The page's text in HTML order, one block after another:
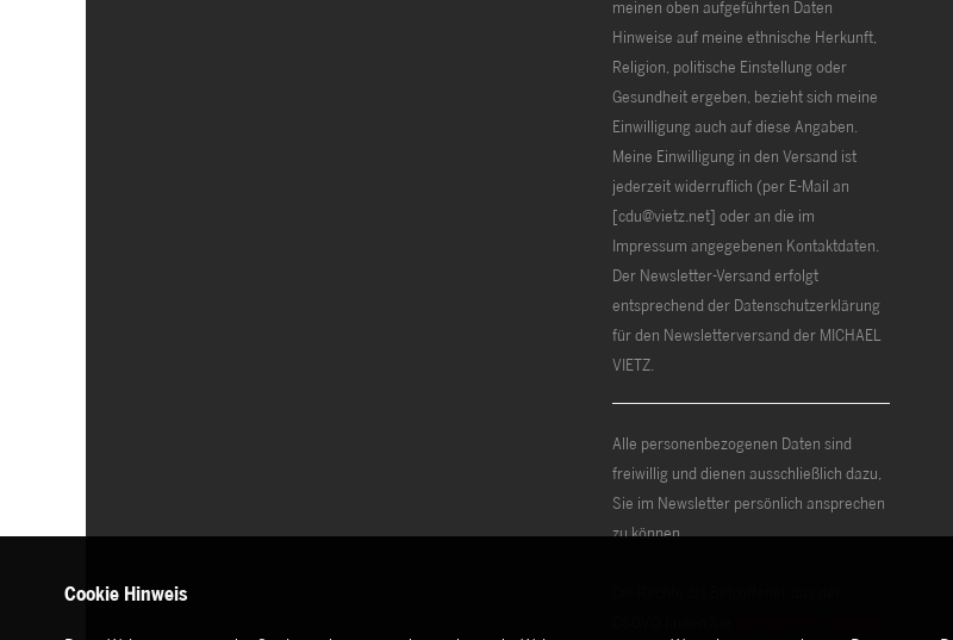
meinen oben aufgeführten Daten
Hinweise auf meine ethnische Herkunft,
Religion, politische Einstellung oder
Gesundheit ergeben, bezieht sich meine
Einwilligung auch auf diese Angaben.
Meine Einwilligung in den Versand ist
jederzeit widerruflich (per E-Mail an
[cdu@vietz.net] oder an die im
Impressum angegebenen Kontaktdaten.
Der Newsletter-Versand erfolgt
entsprechend der Datenschutzerklärung
für den Newsletterversand der MICHAEL
VIETZ.
Alle personenbezogenen Daten sind
freiwillig und dienen ausschließlich dazu,
Sie im Newsletter persönlich ansprechen
zu können.
Cookie Hinweis